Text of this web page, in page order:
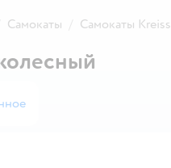
Самокаты Самокаты Kreiss